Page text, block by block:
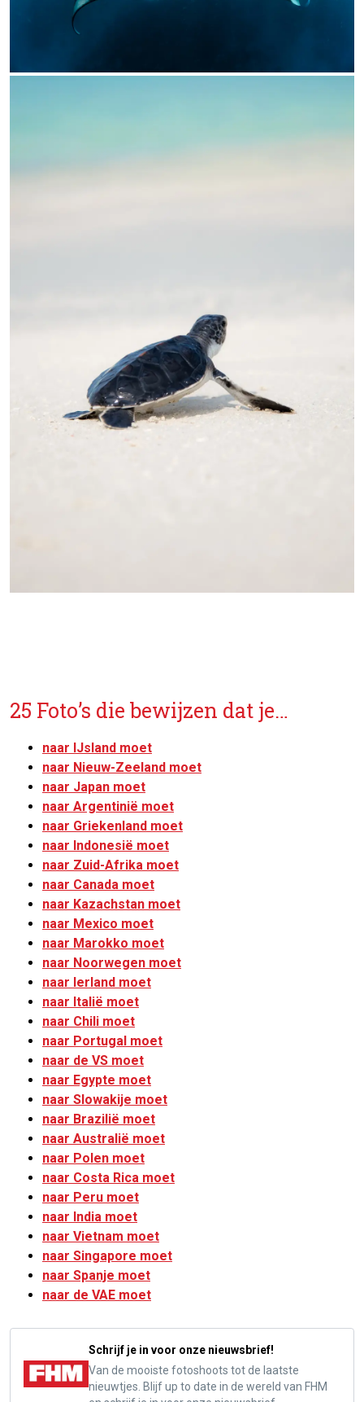
25 Foto’s die bewijzen dat je…
naar IJsland moet
naar Nieuw-Zeeland moet
naar Japan moet
naar Argentinië moet
naar Griekenland moet
naar Indonesië moet
naar Zuid-Afrika moet
naar Canada moet
naar Kazachstan moet
naar Mexico moet
naar Marokko moet
naar Noorwegen moet
naar Ierland moet
naar Italië moet
naar Chili moet
naar Portugal moet
naar de VS moet
naar Egypte moet
naar Slowakije moet
naar Brazilië moet
naar Australië moet
naar Polen moet
naar Costa Rica moet
naar Peru moet
naar India moet
naar Vietnam moet
naar Singapore moet
naar Spanje moet
naar de VAE moet
Schrijf je in voor onze nieuwsbrief!
Van de mooiste fotoshoots tot de laatste
nieuwtjes. Blijf up to date in de wereld van FHM